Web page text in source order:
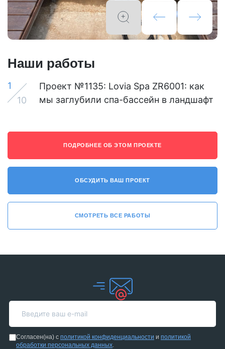
Наши работы
1
10
Проект №1135: Lovia Spa ZR6001: как
мы заглубили спа-бассейн в ландшафт
ПОДРОБНЕЕ ОБ ЭТОМ ПРОЕКТЕ
ОБСУДИТЬ ВАШ ПРОЕКТ
СМОТРЕТЬ ВСЕ РАБОТЫ
Согласен(на) с политикой конфиденциальности и политикой
обработки персональных данных